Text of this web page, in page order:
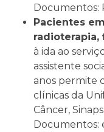
Documentos:
Pacientes
radioterapia,
à ida ao
assistente
anos permite
clínicas da
Câncer,
Documentos: